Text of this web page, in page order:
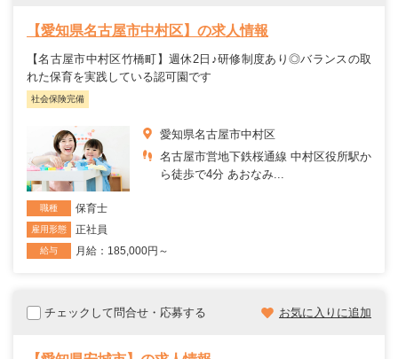
【愛知県名古屋市中村区】の求人情報
【名古屋市中村区竹橋町】週休2日♪研修制度あり◎バランスの取
れた保育を実践している認可園です
社会保険完備
愛知県名古屋市中村区
名古屋市営地下鉄桜通線 中村区役所駅か
ら徒歩で4分 あおなみ...
職種 保育士
雇用形態 正社員
給与 月給：185,000円～
チェックして問合せ・応募する お気に入りに追加